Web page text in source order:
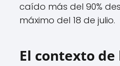
caído más del 90%
máximo del 18 de julio.
El contexto de